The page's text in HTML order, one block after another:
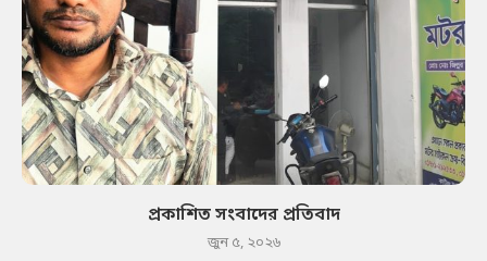
প্রকাশিত সংবাদের প্রতিবাদ
জুন ৫, ২০২৬